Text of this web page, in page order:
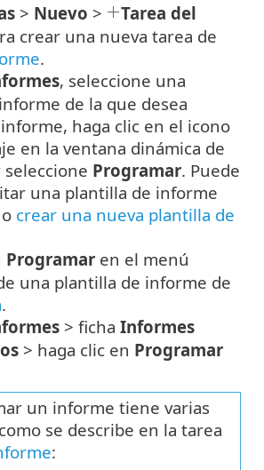
> Nuevo >
Tarea del
crear una nueva tarea de
.
, seleccione una
de la que desea
haga clic en el icono
en la ventana dinámica de
Programar. Puede
una plantilla de informe
crear una nueva plantilla de
Programar en el menú
una plantilla de informe de
.
> ficha Informes
> haga clic en Programar
un informe tiene varias
se describe en la tarea
: